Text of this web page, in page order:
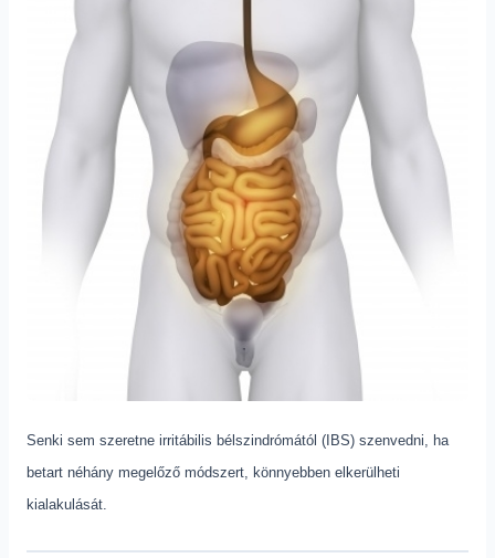
Senki sem szeretne irritábilis bélszindrómától (IBS) szenvedni, ha
betart néhány megelőző módszert, könnyebben elkerülheti
kialakulását.